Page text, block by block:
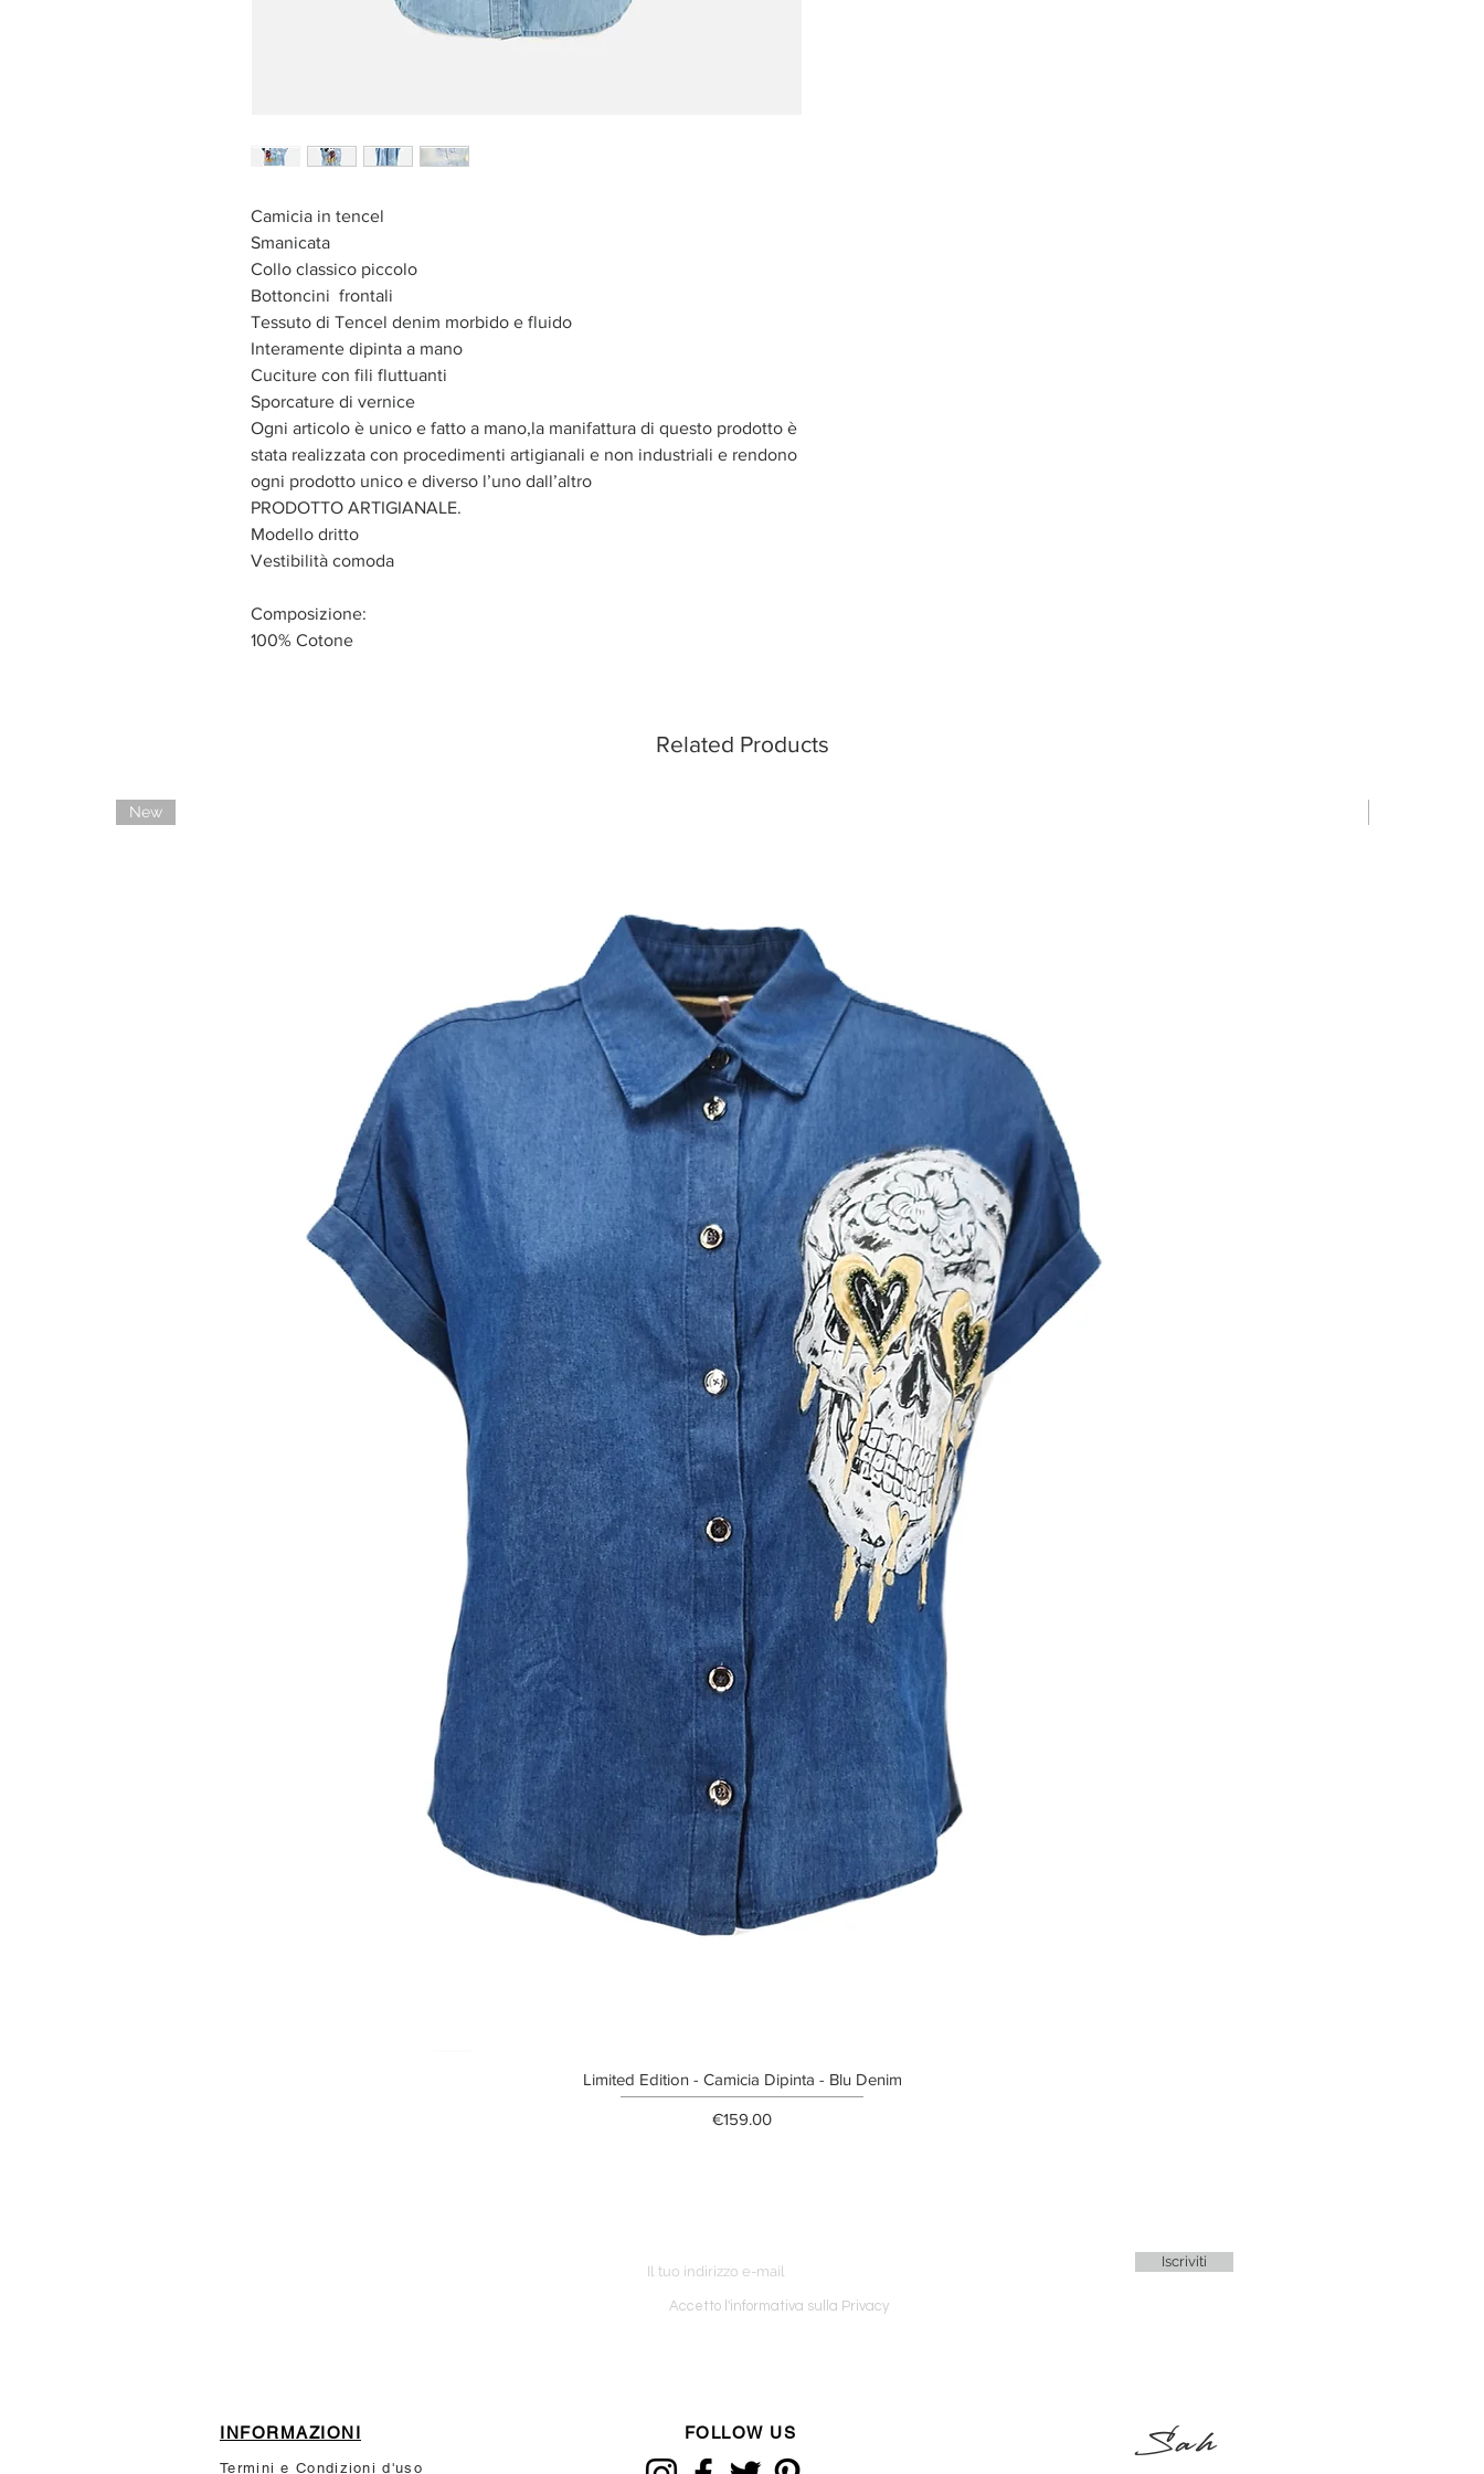
Camicia in tencel
Smanicata
Collo classico piccolo
Bottoncini frontali
Tessuto di Tencel denim morbido e fluido
Interamente dipinta a mano
Cuciture con fili fluttuanti
Sporcature di vernice
Ogni articolo è unico e fatto a mano,la manifattura di questo prodotto è
stata realizzata con procedimenti artigianali e non industriali e rendono
ogni prodotto unico e diverso l’uno dall’altro
PRODOTTO ARTIGIANALE.
Modello dritto
Vestibilità comoda
Composizione:
100% Cotone
Related Products
New
Limited Edition - Camicia Dipinta - Blu Denim
Price
€159.00
Iscriviti
Accetto l'informativa sulla Privacy
INFORMAZIONI
Termini e Condizioni d'uso
FOLLOW US Sah